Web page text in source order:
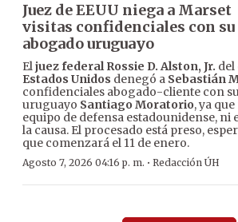
Juez de EEUU niega a Marset
visitas confidenciales con su
abogado uruguayo
Eljuez federal Rossie D. Alston, Jr. del
Estados Unidos denegó a Sebastián
confidenciales abogado-cliente con
uruguayo Santiago Moratorio, ya
equipo de defensa estadounidense, ni
la causa. El procesado está preso,
que comenzará el 11 de enero.
Agosto 7, 2026 04:16 p. m. · Redacción ÚH